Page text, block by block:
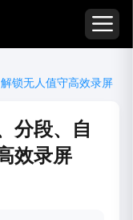
锁无人值守高效录屏
分段、自
效录屏